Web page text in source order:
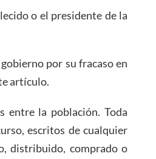
o el presidente de la
por su fracaso en
artículo.
entre la población. Toda
escritos de cualquier
distribuido, comprado o